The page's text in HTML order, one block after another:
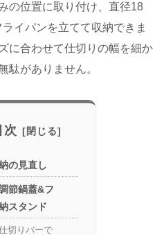
の位置に取り付け、直径18
イパンを立てて収納できま
に合わせて仕切りの幅を細か
駄がありません。
次
の見直し
節鍋蓋&フ
スタンド
切りバーで